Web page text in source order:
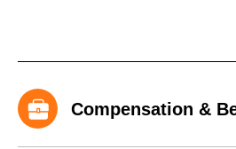
Compensation &